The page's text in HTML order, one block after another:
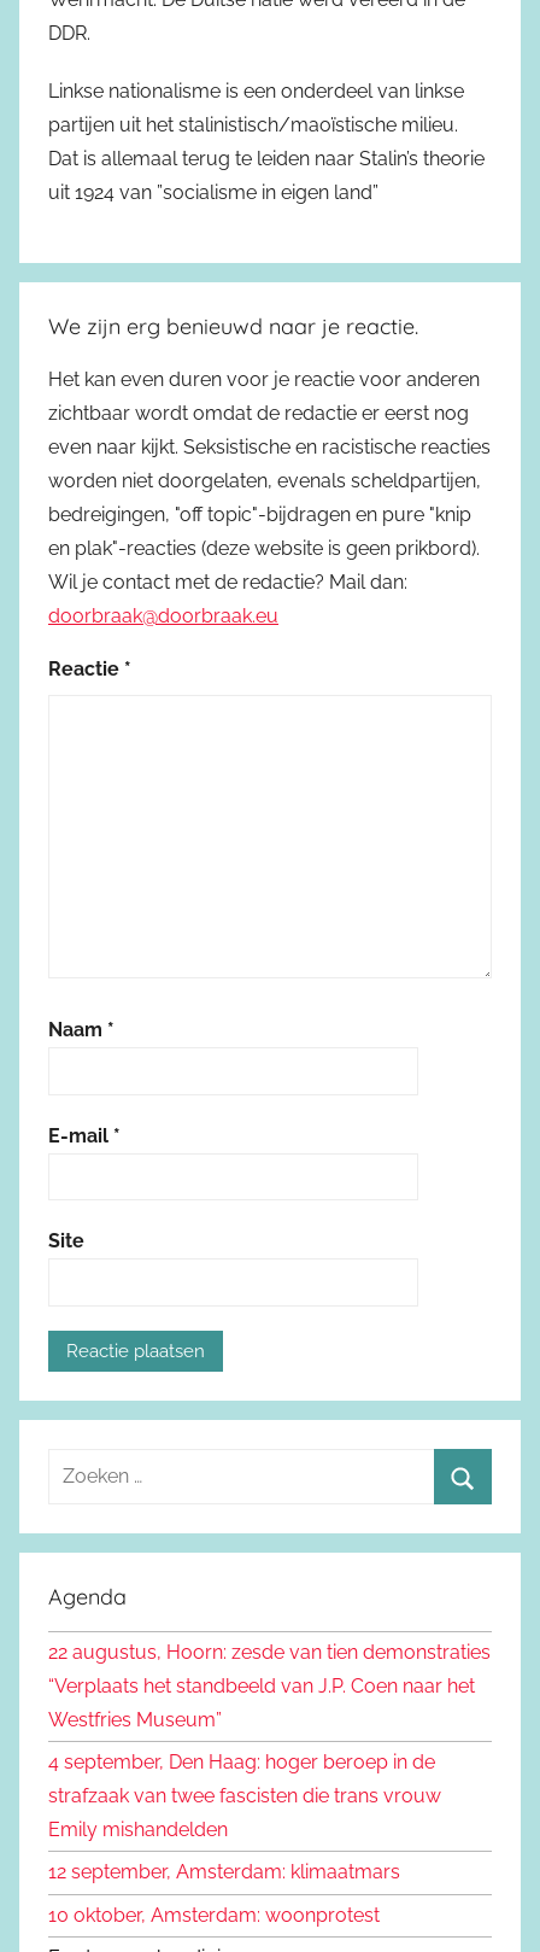
DDR.
Linkse nationalisme is een onderdeel van linkse
partijen uit het stalinistisch/maoïstische milieu.
Dat is allemaal terug te leiden naar Stalin’s theorie
uit 1924 van ”socialisme in eigen land”
We zijn erg benieuwd naar je reactie.
Het kan even duren voor je reactie voor anderen
zichtbaar wordt omdat de redactie er eerst nog
even naar kijkt. Seksistische en racistische reacties
worden niet doorgelaten, evenals scheldpartijen,
bedreigingen, "off topic"-bijdragen en pure "knip
en plak"-reacties (deze website is geen prikbord).
Wil je contact met de redactie? Mail dan:
doorbraak@doorbraak.eu
Reactie *
Naam *
E-mail *
Site
e
e
n
r
:
o
e
n
Agenda
22 augustus, Hoorn: zesde van tien demonstraties
“Verplaats het standbeeld van J.P. Coen naar het
Westfries Museum”
4 september, Den Haag: hoger beroep in de
strafzaak van twee fascisten die trans vrouw
Emily mishandelden
12 september, Amsterdam: klimaatmars
10 oktober, Amsterdam: woonprotest